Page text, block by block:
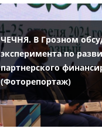
ЧЕЧНЯ. В Грозном
эксперимента по
партнерского
(Фоторепортаж)